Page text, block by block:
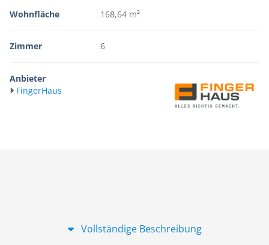
Wohnfläche 168,64 m²
Zimmer 6
Anbieter
FingerHaus
Vollständige Beschreibung